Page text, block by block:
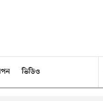
ভিডিও